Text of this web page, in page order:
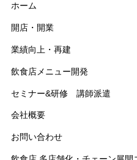
ホーム
開店・開業
業績向上・再建
飲食店メニュー開発
セミナー&研修 講師派遣
会社概要
お問い合わせ